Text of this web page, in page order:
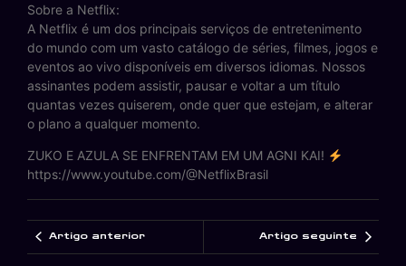
Sobre a Netflix:
A Netflix é um dos principais serviços de entretenimento
do mundo com um vasto catálogo de séries, filmes, jogos e
eventos ao vivo disponíveis em diversos idiomas. Nossos
assinantes podem assistir, pausar e voltar a um título
quantas vezes quiserem, onde quer que estejam, e alterar
o plano a qualquer momento.
ZUKO E AZULA SE ENFRENTAM EM UM AGNI KAI!
https://www.youtube.com/@NetflixBrasil
Artigo anterior Artigo seguinte